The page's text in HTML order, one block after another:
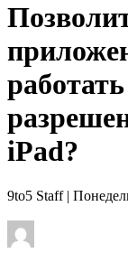
iPad?
9to5 Staff|